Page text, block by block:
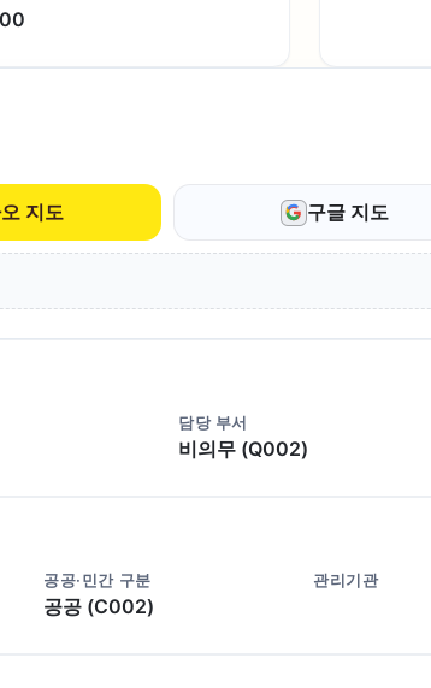
지도 구글 지도
담당 부서
비의무 (Q002)
공공·민간 구분
공공 (C002)
관리기관